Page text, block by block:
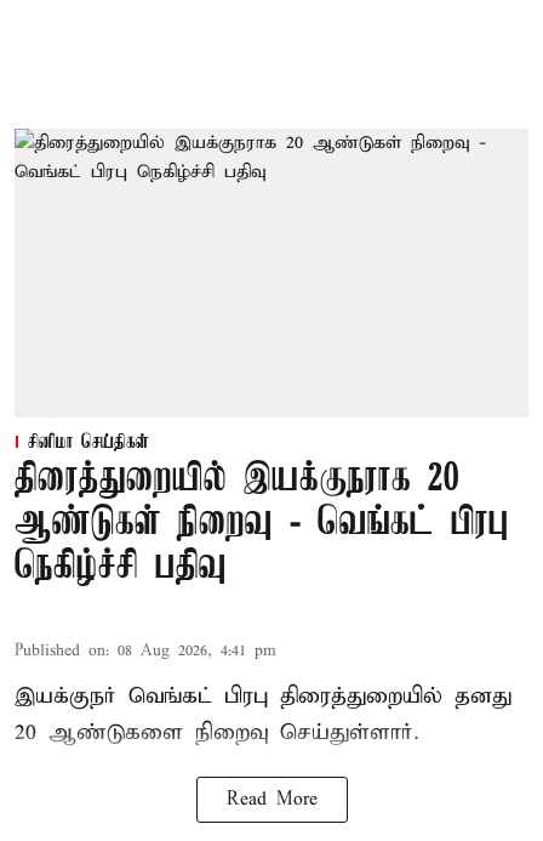
சினிமா செய்திகள்
திரைத்துறையில் இயக்குநராக 20
ஆண்டுகள் நிறைவு - வெங்கட் பிரபு
நெகிழ்ச்சி பதிவு
Published on: 08 Aug 2026, 4:41 pm
இயக்குநர் வெங்கட் பிரபு திரைத்துறையில் தனது
20 ஆண்டுகளை நிறைவு செய்துள்ளார்.
Read More